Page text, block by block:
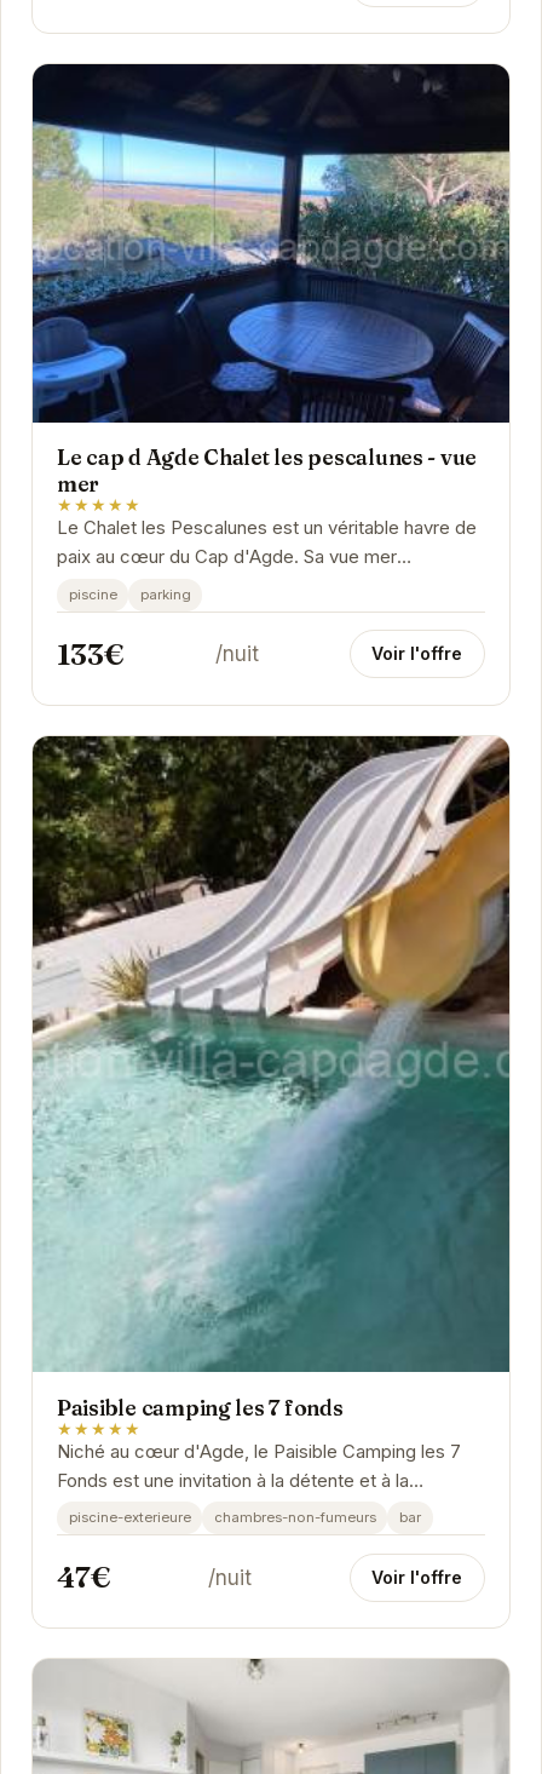
Le cap d Agde Chalet les pescalunes - vue
mer
★★★★★
Le Chalet les Pescalunes est un véritable havre de
paix au cœur du Cap d'Agde. Sa vue mer
imprenable, sa situation idéale et ses
équipements...
piscine parking
133€ /nuit Voir l'offre
Paisible camping les 7 fonds
★★★★★
Niché au cœur d'Agde, le Paisible Camping les 7
Fonds est une invitation à la détente et à la
découverte.
piscine-exterieure chambres-non-fumeurs bar
47€ /nuit Voir l'offre